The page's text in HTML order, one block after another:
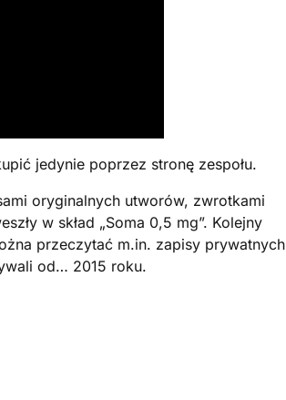
jedynie poprzez stronę zespołu.
oryginalnych utworów, zwrotkami
w skład „Soma 0,5 mg”. Kolejny
przeczytać m.in. zapisy prywatnych
od… 2015 roku.